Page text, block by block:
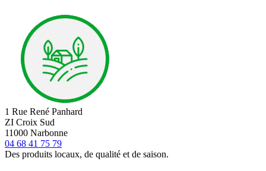
1 Rue René Panhard
ZI Croix Sud
11000 Narbonne
04 68 41 75 79
Des produits locaux, de qualité et de saison.